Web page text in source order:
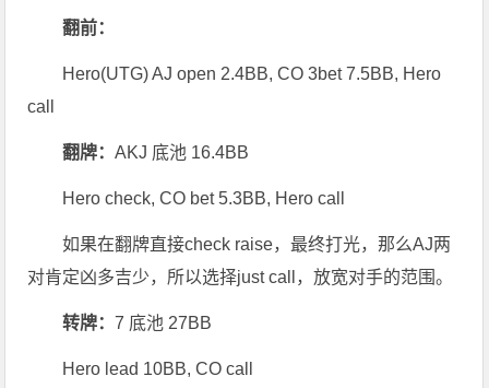
翻前：
Hero(UTG) AJ open 2.4BB, CO 3bet 7.5BB, Hero
call
翻牌：AKJ 底池 16.4BB
Hero check, CO bet 5.3BB, Hero call
如果在翻牌直接check raise，最终打光，那么AJ两
对肯定凶多吉少，所以选择just call，放宽对手的范围。
转牌：7 底池 27BB
Hero lead 10BB, CO call